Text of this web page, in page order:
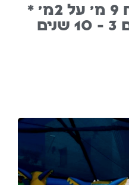
* מידות המתנפח 9 מ' על 2מ' *